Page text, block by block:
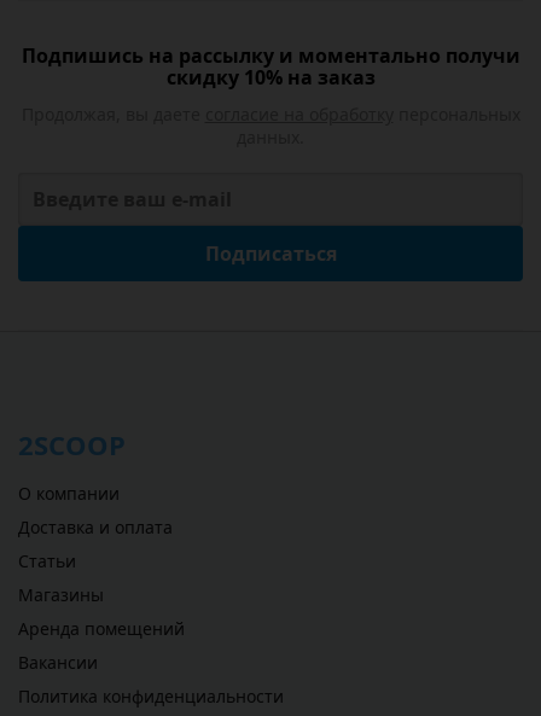
Подпишись на рассылку и моментально получи
скидку 10% на заказ
Подписаться
2SCOOP
О компании
Доставка и оплата
Статьи
Магазины
Аренда помещений
Вакансии
Политика конфиденциальности